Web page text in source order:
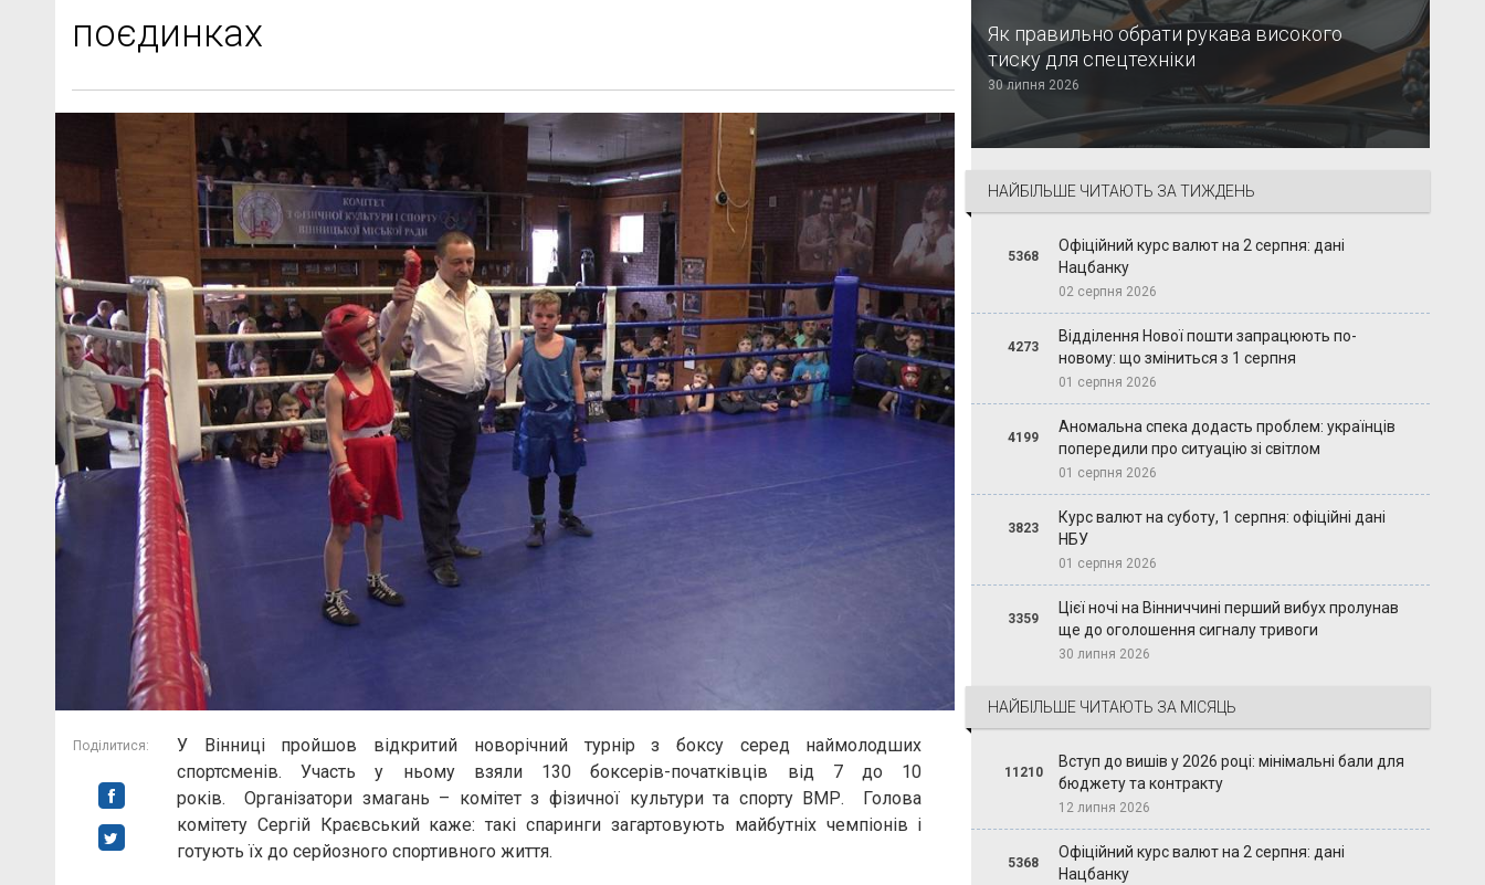
поєдинках
Поділитися:
У Вінниці пройшов відкритий новорічний турнір з боксу серед наймолодших
спортсменів. Участь у ньому взяли 130 боксерів-початківців від 7 до 10
років. Організатори змагань – комітет з фізичної культури та спорту ВМР. Голова
комітету Сергій Краєвський каже: такі спаринги загартовують майбутніх чемпіонів і
готують їх до серйозного спортивного життя.
Як правильно обрати рукава високого
тиску для спецтехніки
30 липня 2026
НАЙБІЛЬШЕ ЧИТАЮТЬ ЗА ТИЖДЕНЬ
5368
Офіційний курс валют на 2 серпня: дані
Нацбанку
02 серпня 2026
4273
Відділення Нової пошти запрацюють по-
новому: що зміниться з 1 серпня
01 серпня 2026
4199
Аномальна спека додасть проблем: українців
попередили про ситуацію зі світлом
01 серпня 2026
3823
Курс валют на суботу, 1 серпня: офіційні дані
НБУ
01 серпня 2026
3359
Цієї ночі на Вінниччині перший вибух пролунав
ще до оголошення сигналу тривоги
30 липня 2026
НАЙБІЛЬШЕ ЧИТАЮТЬ ЗА МІСЯЦЬ
11210
Вступ до вишів у 2026 році: мінімальні бали для
бюджету та контракту
12 липня 2026
5368
Офіційний курс валют на 2 серпня: дані
Нацбанку